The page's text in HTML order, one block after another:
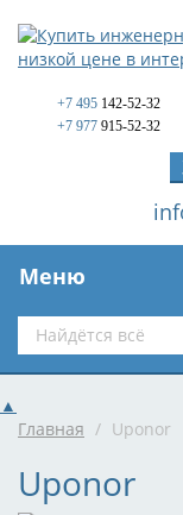
+7 495 142-52-32
+7 977 915-52-32
Меню
▲
Главная / Uponor
Uponor